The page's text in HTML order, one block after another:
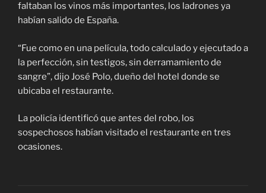
faltaban los vinos más importantes, los ladrones ya
habían salido de España.
“Fue como en una película, todo calculado y ejecutado a
la perfección, sin testigos, sin derramamiento de
sangre”, dijo José Polo, dueño del hotel donde se
ubicaba el restaurante.
La policía identificó que antes del robo, los
sospechosos habían visitado el restaurante en tres
ocasiones.